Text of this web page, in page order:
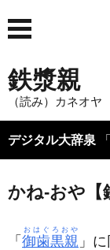
鉄漿親
（読み）カネオヤ
デジタル大辞泉
かね‐おや【
「 御歯黒親
おはぐろおや
」に